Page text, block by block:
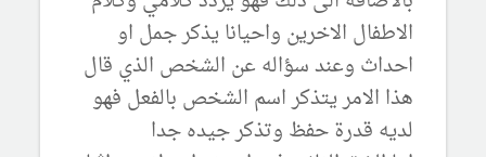
الاطفال الاخرين واحيانا يذكر جمل او
احداث وعند سؤاله عن الشخص الذي قال
هذا الامر يتذكر اسم الشخص بالفعل فهو
لديه قدرة حفظ وتذكر جيده جدا